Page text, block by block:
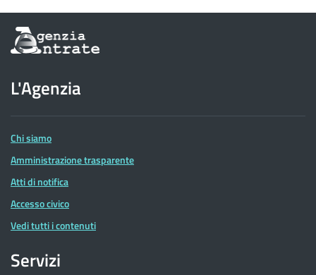
Informazioni
sul
dell'Agenzia
delle
Entrate
L'Agenzia
Chi siamo
Amministrazione trasparente
Atti di notifica
Accesso civico
Vedi tutti i contenuti
Servizi